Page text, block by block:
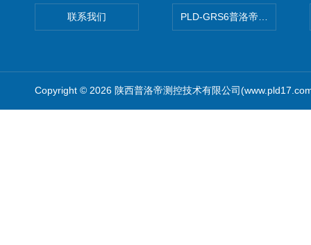
联系我们 PLD-GRS6普洛帝全自动微量
Copyright © 2026 陕西普洛帝测控技术有限公司